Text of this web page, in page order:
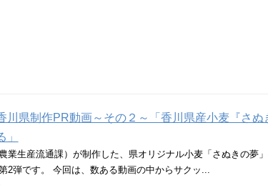
川県制作PR動画～その２～「香川県産小麦『さ
」
業生産流通課）が制作した、県オリジナル小麦「さぬきの夢
2弾です。 今回は、数ある動画の中からサクッ...